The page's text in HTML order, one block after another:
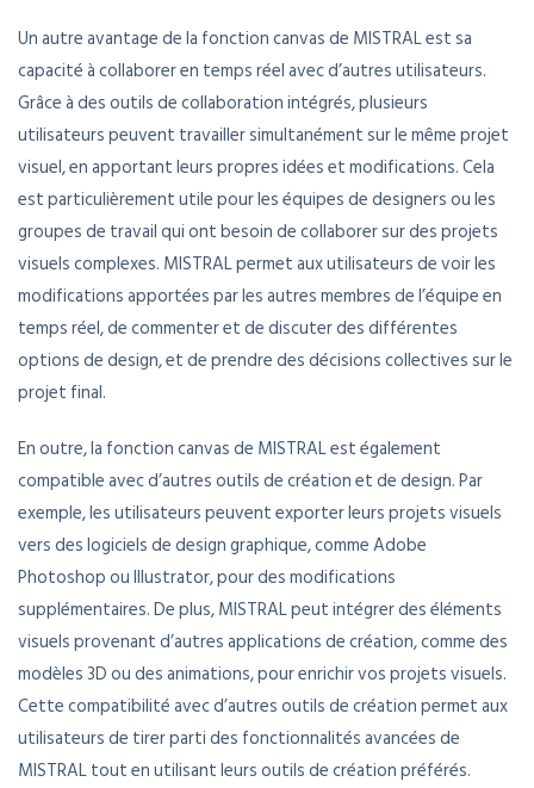
Un autre avantage de la fonction canvas de MISTRAL est sa
capacité à collaborer en temps réel avec d’autres utilisateurs.
Grâce à des outils de collaboration intégrés, plusieurs
utilisateurs peuvent travailler simultanément sur le même projet
visuel, en apportant leurs propres idées et modifications. Cela
est particulièrement utile pour les équipes de designers ou les
groupes de travail qui ont besoin de collaborer sur des projets
visuels complexes. MISTRAL permet aux utilisateurs de voir les
modifications apportées par les autres membres de l’équipe en
temps réel, de commenter et de discuter des différentes
options de design, et de prendre des décisions collectives sur le
projet final.
En outre, la fonction canvas de MISTRAL est également
compatible avec d’autres outils de création et de design. Par
exemple, les utilisateurs peuvent exporter leurs projets visuels
vers des logiciels de design graphique, comme Adobe
Photoshop ou Illustrator, pour des modifications
supplémentaires. De plus, MISTRAL peut intégrer des éléments
visuels provenant d’autres applications de création, comme des
modèles 3D ou des animations, pour enrichir vos projets visuels.
Cette compatibilité avec d’autres outils de création permet aux
utilisateurs de tirer parti des fonctionnalités avancées de
MISTRAL tout en utilisant leurs outils de création préférés.